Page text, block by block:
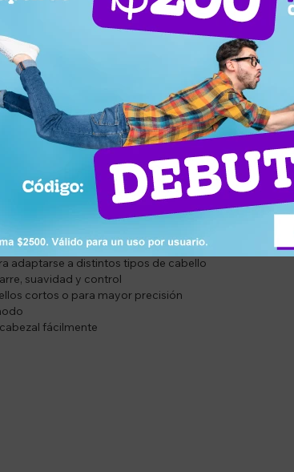
ideal para secar, alisar y dar volumen al
fácil de transportar y guardar, perfecto para uso
distribuye el calor de manera uniforme, reduce
de jabalí y nylon, permite estilizar con suavidad,
y fácil de guardar
protección, brillo y menos frizz
adaptarse a distintos tipos de cabello
suavidad y control
cortos o para mayor precisión
fácilmente